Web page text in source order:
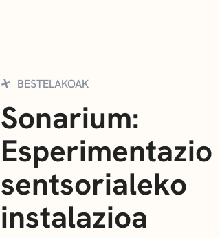
BESTELAKOAK
Sonarium:
Esperimentazio
sentsorialeko
instalazioa